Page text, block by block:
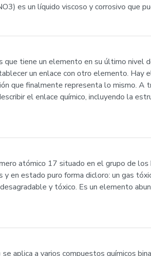
es un líquido viscoso y corrosivo que
que tiene un elemento en su último nivel
un enlace con otro elemento.
que finalmente representa lo mismo. A
el enlace químico, incluyendo la
atómico 17 situado en el grupo de
y en estado puro forma dicloro: un gas
y tóxico. Es un elemento
aplica a varios compuestos químicos